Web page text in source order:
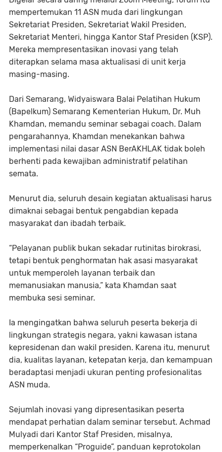
mempertemukan 11 ASN muda dari lingkungan
Sekretariat Presiden, Sekretariat Wakil Presiden,
Sekretariat Menteri, hingga Kantor Staf Presiden (KSP).
Mereka mempresentasikan inovasi yang telah
diterapkan selama masa aktualisasi di unit kerja
masing-masing.
Dari Semarang, Widyaiswara Balai Pelatihan Hukum
(Bapelkum) Semarang Kementerian Hukum, Dr. Muh
Khamdan, memandu seminar sebagai coach. Dalam
pengarahannya, Khamdan menekankan bahwa
implementasi nilai dasar ASN BerAKHLAK tidak boleh
berhenti pada kewajiban administratif pelatihan
semata.
Menurut dia, seluruh desain kegiatan aktualisasi harus
dimaknai sebagai bentuk pengabdian kepada
masyarakat dan ibadah terbaik.
“Pelayanan publik bukan sekadar rutinitas birokrasi,
tetapi bentuk penghormatan hak asasi masyarakat
untuk memperoleh layanan terbaik dan
memanusiakan manusia,” kata Khamdan saat
membuka sesi seminar.
Ia mengingatkan bahwa seluruh peserta bekerja di
lingkungan strategis negara, yakni kawasan istana
kepresidenan dan wakil presiden. Karena itu, menurut
dia, kualitas layanan, ketepatan kerja, dan kemampuan
beradaptasi menjadi ukuran penting profesionalitas
ASN muda.
Sejumlah inovasi yang dipresentasikan peserta
mendapat perhatian dalam seminar tersebut. Achmad
Mulyadi dari Kantor Staf Presiden, misalnya,
memperkenalkan “Proguide”, panduan keprotokolan